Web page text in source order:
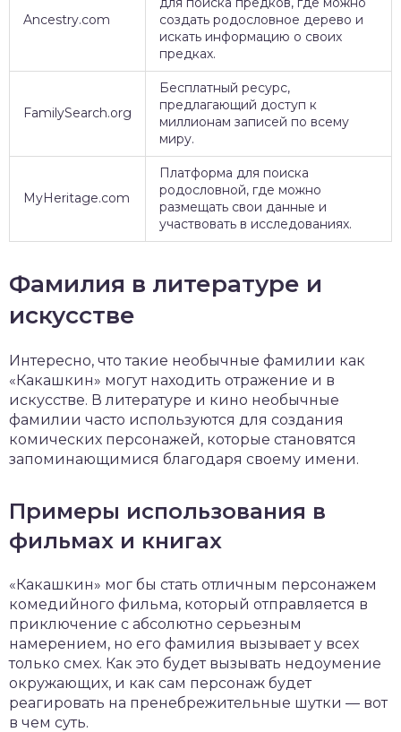
Ancestry.com
создать родословное дерево и
искать информацию о своих
предках.
FamilySearch.org
Бесплатный ресурс,
предлагающий доступ к
миллионам записей по всему
миру.
MyHeritage.com
Платформа для поиска
родословной, где можно
размещать свои данные и
участвовать в исследованиях.
Фамилия в литературе и
искусстве
Интересно, что такие необычные фамилии как
«Какашкин» могут находить отражение и в
искусстве. В литературе и кино необычные
фамилии часто используются для создания
комических персонажей, которые становятся
запоминающимися благодаря своему имени.
Примеры использования в
фильмах и книгах
«Какашкин» мог бы стать отличным персонажем
комедийного фильма, который отправляется в
приключение с абсолютно серьезным
намерением, но его фамилия вызывает у всех
только смех. Как это будет вызывать недоумение
окружающих, и как сам персонаж будет
реагировать на пренебрежительные шутки — вот
в чем суть.